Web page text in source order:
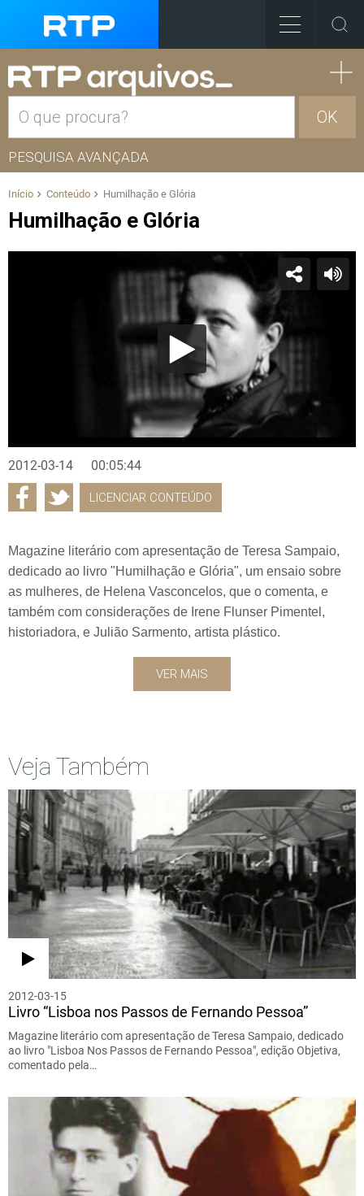
OK
PESQUISA AVANÇADA
Início Conteúdo Humilhação e Glória
Humilhação e Glória
2012-03-14 00:05:44
LICENCIAR CONTEÚDO
Magazine literário com apresentação de Teresa Sampaio,
dedicado ao livro "Humilhação e Glória", um ensaio sobre
as mulheres, de Helena Vasconcelos, que o comenta, e
também com considerações de Irene Flunser Pimentel,
historiadora, e Julião Sarmento, artista plástico.
VER MAIS
Veja Também
2012-03-15
Livro “Lisboa nos Passos de Fernando Pessoa”
Magazine literário com apresentação de Teresa Sampaio, dedicado
ao livro "Lisboa Nos Passos de Fernando Pessoa", edição Objetiva,
comentado pela…